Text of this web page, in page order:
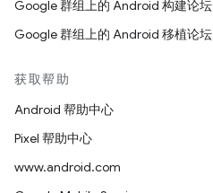
Google 群组上的 Android 构建论坛
Google 群组上的 Android 移植论坛
获取帮助
Android 帮助中心
Pixel 帮助中心
www.android.com